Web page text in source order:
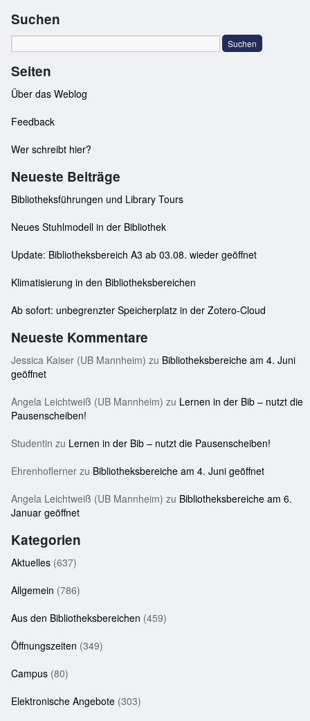
Suchen
Seiten
Über das Weblog
Feedback
Wer schreibt hier?
Neueste Beiträge
Bibliotheksführungen und Library Tours
Neues Stuhlmodell in der Bibliothek
Update: Bibliotheksbereich A3 ab 03.08. wieder geöffnet
Klimatisierung in den Bibliotheksbereichen
Ab sofort: unbegrenzter Speicherplatz in der Zotero-Cloud
Neueste Kommentare
Jessica Kaiser (UB Mannheim) zu Bibliotheksbereiche am 4. Juni
geöffnet
Angela Leichtweiß (UB Mannheim) zu Lernen in der Bib – nutzt die
Pausenscheiben!
Studentin zu Lernen in der Bib – nutzt die Pausenscheiben!
Ehrenhoflerner zu Bibliotheksbereiche am 4. Juni geöffnet
Angela Leichtweiß (UB Mannheim) zu Bibliotheksbereiche am 6.
Januar geöffnet
Kategorien
Aktuelles (637)
Allgemein (786)
Aus den Bibliotheksbereichen (459)
Öffnungszeiten (349)
Campus (80)
Elektronische Angebote (303)